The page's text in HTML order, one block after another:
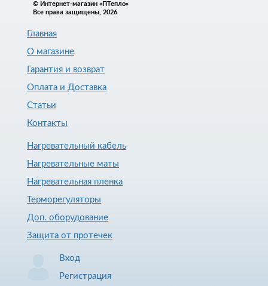
© Интернет-магазин «ПТепло»
Все права защищены, 2026
Главная
О магазине
Гарантия и возврат
Оплата и Доставка
Статьи
Контакты
Нагревательный кабель
Нагревательные маты
Нагревательная пленка
Терморегуляторы
Доп. оборудование
Защита от протечек
Вход
Регистрация